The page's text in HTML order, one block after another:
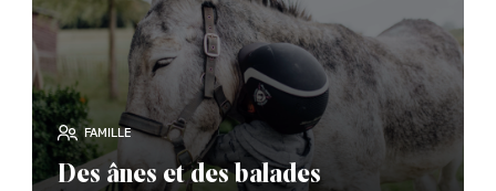
Des ânes et des balades
FAMILLE